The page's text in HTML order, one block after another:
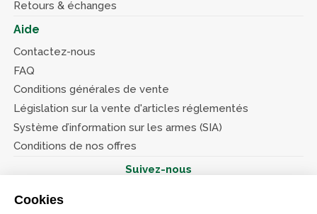
Cookies
Retours & échanges
Aide
Contactez-nous
FAQ
Conditions générales de vente
Législation sur la vente d'articles réglementés
Système d’information sur les armes (SIA)
Conditions de nos offres
Suivez-nous